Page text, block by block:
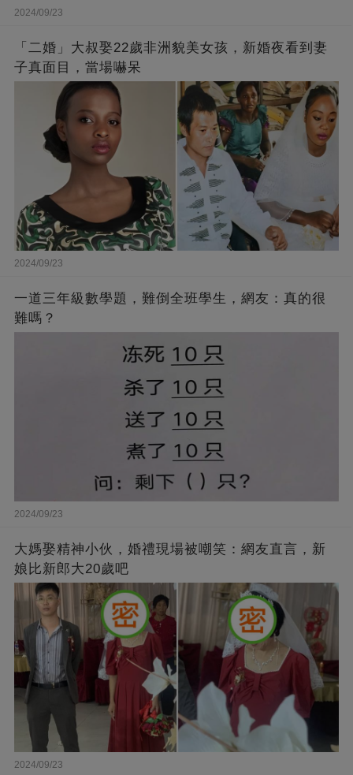
2024/09/23
「二婚」大叔娶22歲非洲貌美女孩，新婚夜看到妻
子真面目，當場嚇呆
2024/09/23
一道三年級數學題，難倒全班學生，網友：真的很
難嗎？
2024/09/23
大媽娶精神小伙，婚禮現場被嘲笑：網友直言，新
娘比新郎大20歲吧
2024/09/23